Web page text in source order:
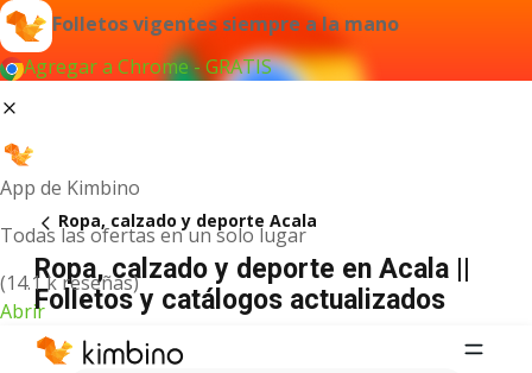
Folletos vigentes siempre a la mano
Agregar a Chrome - GRATIS
App de Kimbino
Todas las ofertas en un solo lugar
(14.1 k reseñas)
Abrir
Ropa, calzado y deporte Acala
Ropa, calzado y deporte en Acala ||
Folletos y catálogos actualizados